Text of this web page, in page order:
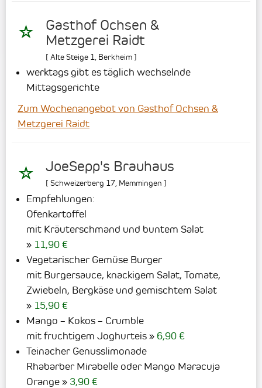
Gasthof Ochsen &
Metzgerei Raidt
[ Alte Steige 1, Berkheim]
werktags gibt es täglich wechselnde
Mittagsgerichte
Zum Wochenangebot von Gasthof Ochsen &
Metzgerei Raidt
JoeSepp's Brauhaus
[ Schweizerberg 17 Memmingen ]
Empfehlungen:
Ofenkartoffel
mit Kräuterschmand und buntem Salat
11,90 €
Vegetarischer Gemüse Burger
mit Burgersauce, knackigem Salat, Tomate,
Zwiebeln, Bergkäse und gemischtem Salat
15,90 €
Mango – Kokos – Crumble
mit fruchtigem Joghurteis
6,90 €
Teinacher Genusslimonade
Rhabarber Mirabelle oder Mango Maracuja
Orange
3,90 €